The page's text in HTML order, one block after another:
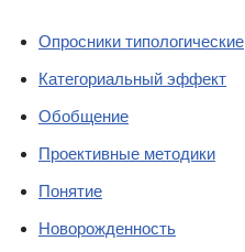
Опросники типологические
Категориальный эффект
Обобщение
Проективные методики
Понятие
Новорожденность